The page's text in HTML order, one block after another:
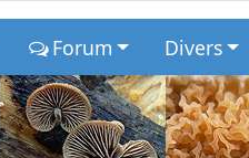
Forum Divers